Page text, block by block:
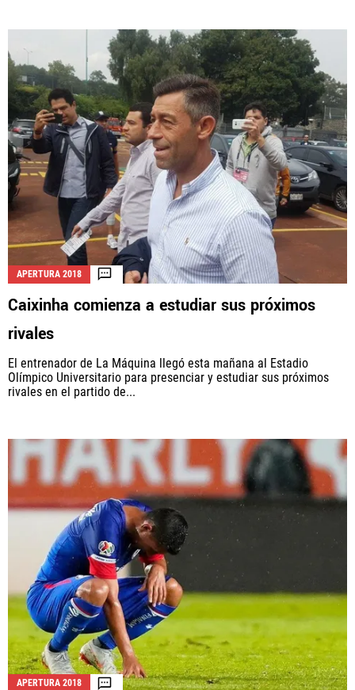
APERTURA 2018
Caixinha comienza a estudiar sus próximos
rivales
El entrenador de La Máquina llegó esta mañana al Estadio
Olímpico Universitario para presenciar y estudiar sus próximos
rivales en el partido de...
APERTURA 2018